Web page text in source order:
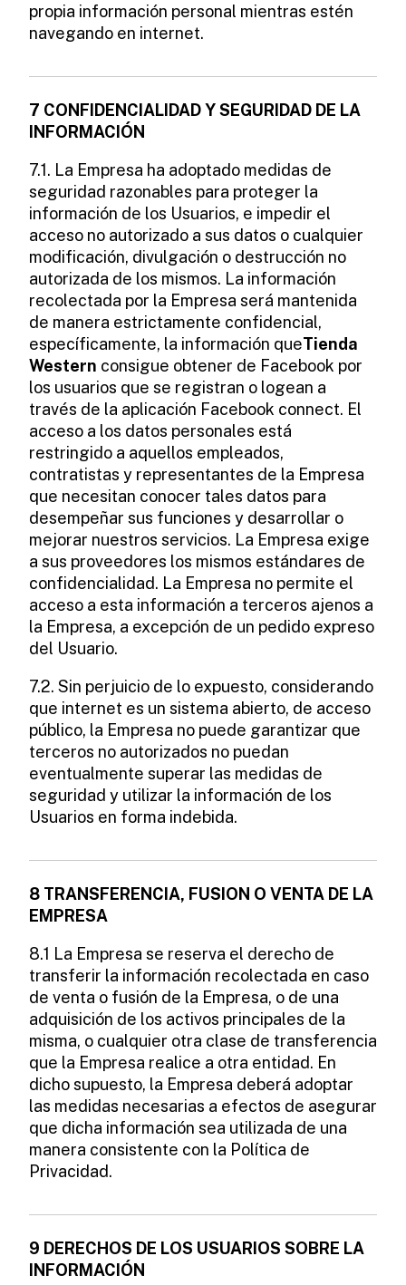
propia información personal mientras estén
navegando en internet.
7 CONFIDENCIALIDAD Y SEGURIDAD DE LA
INFORMACIÓN
7.1. La Empresa ha adoptado medidas de
seguridad razonables para proteger la
información de los Usuarios, e impedir el
acceso no autorizado a sus datos o cualquier
modificación, divulgación o destrucción no
autorizada de los mismos. La información
recolectada por la Empresa será mantenida
de manera estrictamente confidencial,
específicamente, la información queTienda
Western consigue obtener de Facebook por
los usuarios que se registran o logean a
través de la aplicación Facebook connect. El
acceso a los datos personales está
restringido a aquellos empleados,
contratistas y representantes de la Empresa
que necesitan conocer tales datos para
desempeñar sus funciones y desarrollar o
mejorar nuestros servicios. La Empresa exige
a sus proveedores los mismos estándares de
confidencialidad. La Empresa no permite el
acceso a esta información a terceros ajenos a
la Empresa, a excepción de un pedido expreso
del Usuario.
7.2. Sin perjuicio de lo expuesto, considerando
que internet es un sistema abierto, de acceso
público, la Empresa no puede garantizar que
terceros no autorizados no puedan
eventualmente superar las medidas de
seguridad y utilizar la información de los
Usuarios en forma indebida.
8 TRANSFERENCIA, FUSION O VENTA DE LA
EMPRESA
8.1 La Empresa se reserva el derecho de
transferir la información recolectada en caso
de venta o fusión de la Empresa, o de una
adquisición de los activos principales de la
misma, o cualquier otra clase de transferencia
que la Empresa realice a otra entidad. En
dicho supuesto, la Empresa deberá adoptar
las medidas necesarias a efectos de asegurar
que dicha información sea utilizada de una
manera consistente con la Política de
Privacidad.
9 DERECHOS DE LOS USUARIOS SOBRE LA
INFORMACIÓN